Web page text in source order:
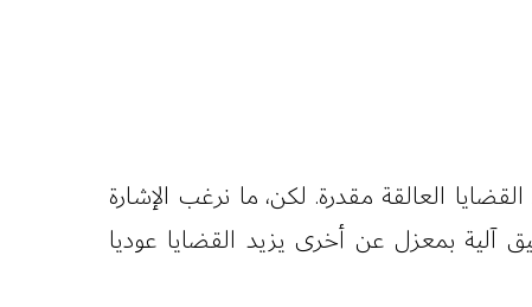
العالقة مقدرة. لكن، ما نرغب الإشارة
آلية بمعزل عن أخرى يزيد القضايا عوديا